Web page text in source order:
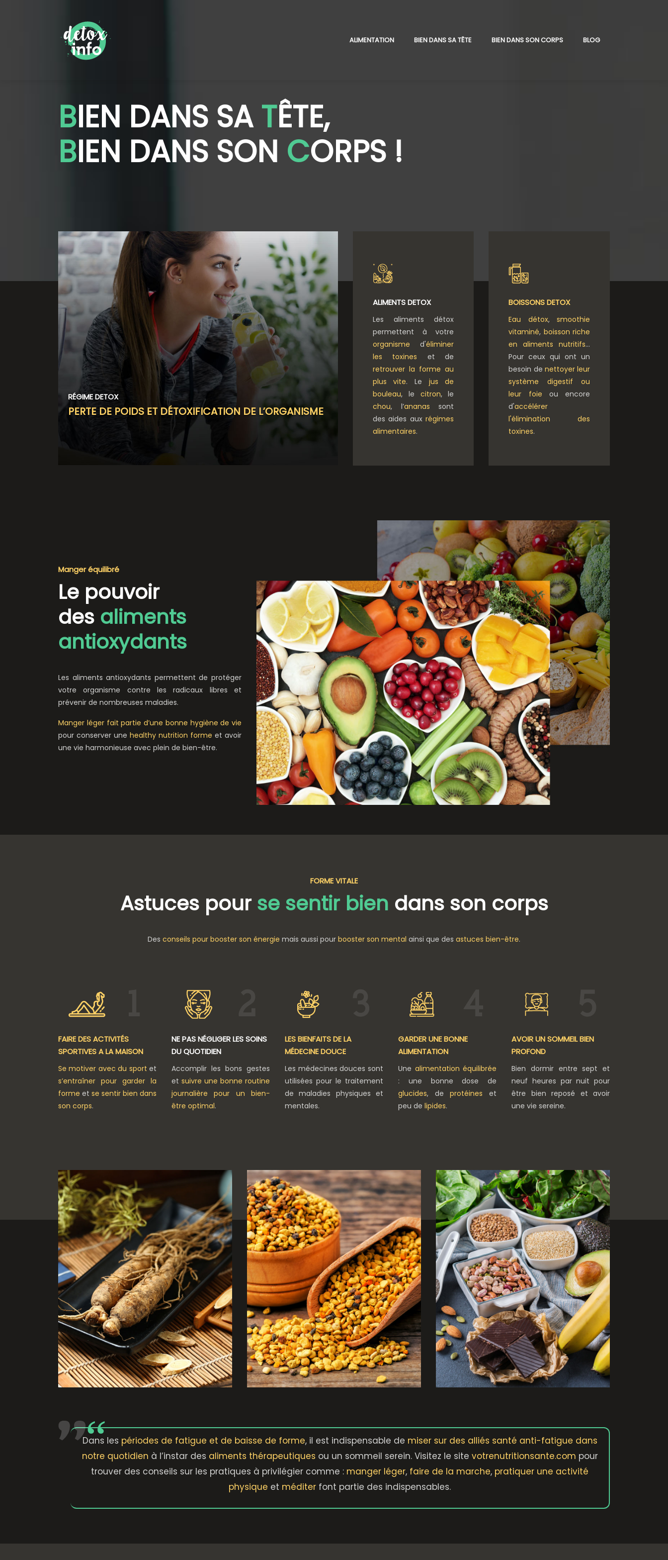
ALIMENTATION BIEN DANS SA TÊTE BIEN DANS SON CORPS BLOG
BIEN DANS SATÊTE,
BIEN DANS SON CORPS !
RÉGIME DETOX
PERTE DE POIDS ET DÉTOXIFICATION DE L’ORGANISME
ALIMENTS DETOX
Les aliments détox
permettent à votre
organisme d'éliminer
les toxines et de
retrouver la forme au
plus vite. Le jus de
bouleau, le citron, le
chou, l’ananas sont
des aides auxrégimes
alimentaires.
BOISSONS DETOX
Eau détox, smoothie
vitaminé, boisson riche
en aliments nutritifs…
Pour ceux qui ont un
besoin de nettoyer leur
système digestif ou
leur foie ou encore
d'accélérer
l'élimination des
toxines.
Manger équilibré
Le pouvoir
des aliments
antioxydants
Les aliments antioxydants permettent de protéger
votre organisme contre les radicaux libres et
prévenir de nombreuses maladies.
Manger léger fait partie d’une bonne hygiène de vie
pour conserver une healthy nutrition forme et avoir
une vie harmonieuse avec plein de bien-être.
FORME VITALE
Astuces pourse sentir bien dans son corps
Des conseils pour booster son énergie mais aussi pour booster son mental ainsi que des astuces bien-être.
FAIRE DES ACTIVITÉS
SPORTIVES A LA MAISON
Se motiver avec du sport et
s’entraîner pour garder la
forme et se sentir bien dans
son corps.
NE PAS NÉGLIGER LESSOINS
DU QUOTIDIEN
Accomplir les bons gestes
et suivre une bonne routine
journalière pour un bien-
être optimal.
LES BIENFAITS DE LA
MÉDECINE DOUCE
Les médecines douces sont
utilisées pour le traitement
de maladies physiques et
mentales.
GARDER UNE BONNE
ALIMENTATION
Une alimentation équilibrée
: une bonne dose de
glucides, deprotéines et
peu de lipides.
AVOIR UN SOMMEIL BIEN
PROFOND
Bien dormir entre sept et
neuf heures par nuit pour
être bien reposé et avoir
une vie sereine.
ginseng
stimuler le
système immunitaire
pollen
acides
aminés
sels minéraux et
vitamines
Le magnésium est un
minéral indispensable à
toutes les réactions
enzymatiques
Dans les périodes de fatigue et de baisse de forme, il est indispensable de miser sur des alliés santé anti-fatigue dans
notre quotidien à l’instar des aliments thérapeutiques ou un sommeil serein. Visitez le site votrenutritionsante.com pour
trouver des conseils sur les pratiques à privilégier comme : manger léger, faire de la marche, pratiquer une activité
physique et méditer font partie des indispensables.